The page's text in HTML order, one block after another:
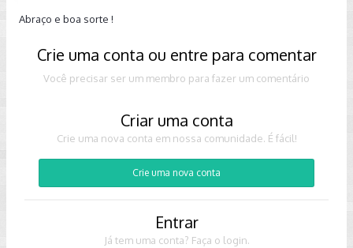
Abraço e boa sorte !
Crie uma conta ou entre para comentar
Você precisar ser um membro para fazer um comentário
Criar uma conta
Crie uma nova conta em nossa comunidade. É fácil!
Crie uma nova conta
Entrar
Já tem uma conta? Faça o login.